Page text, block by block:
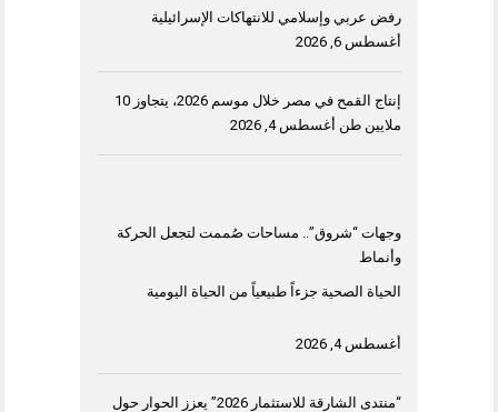
رفض عربي وإسلامي للانتهاكات الإسرائيلية
أغسطس 6, 2026
إنتاج القمح في مصر خلال موسم 2026، يتجاوز 10
ملايين طن أغسطس 4, 2026
وجهات “شروق”.. مساحات صُممت لتجعل الحركة
وأنماط
الحياة الصحية جزءاً طبيعياً من الحياة اليومية
أغسطس 4, 2026
“منتدى الشارقة للاستثمار 2026” يعزز الحوار حول